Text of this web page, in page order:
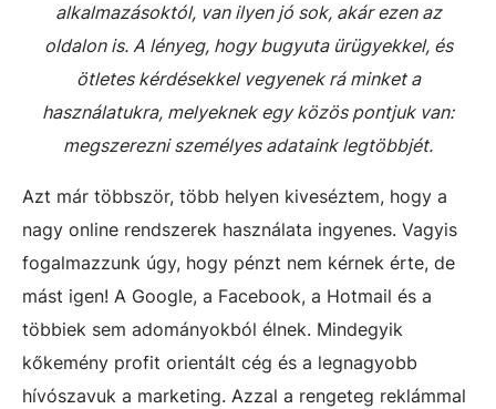
alkalmazásoktól, van ilyen jó sok, akár ezen az
oldalon is. A lényeg, hogy bugyuta ürügyekkel, és
ötletes kérdésekkel vegyenek rá minket a
használatukra, melyeknek egy közös pontjuk van:
megszerezni személyes adataink legtöbbjét.
Azt már többször, több helyen kiveséztem, hogy a
nagy online rendszerek használata ingyenes. Vagyis
fogalmazzunk úgy, hogy pénzt nem kérnek érte, de
mást igen! A Google, a Facebook, a Hotmail és a
többiek sem adományokból élnek. Mindegyik
kőkemény profit orientált cég és a legnagyobb
hívószavuk a marketing. Azzal a rengeteg reklámmal